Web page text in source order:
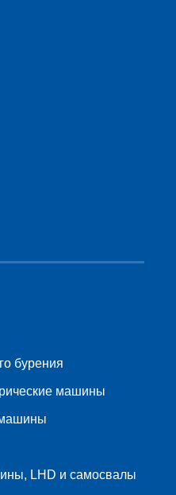
бурения
машины
LHD и самосвалы